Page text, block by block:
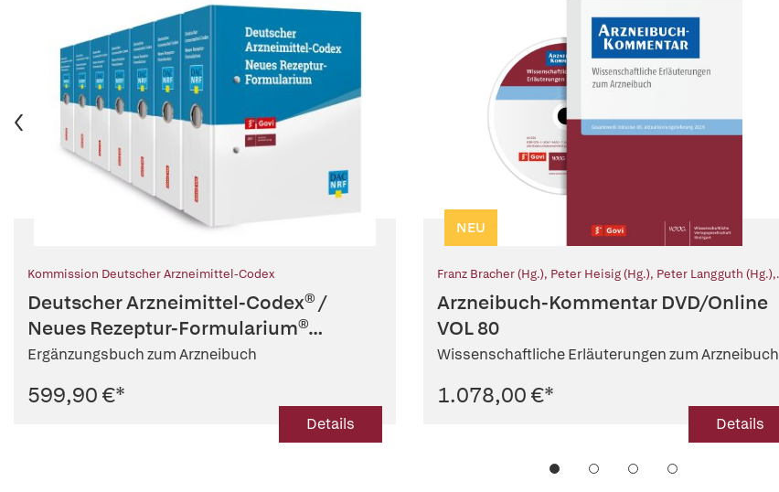
Kommission Deutscher Arzneimittel-Codex
Deutscher Arzneimittel-Codex® /
Neues Rezeptur-Formularium®
(DAC/NRF)
Ergänzungsbuch zum Arzneibuch
599,90 €*
Details
NEU
Franz Bracher (Hg.), Peter Heisig (Hg.), Peter Langguth (Hg.),
Stahl-Biskup (Hg.)
Arzneibuch-Kommentar DVD/Online
VOL 80
Wissenschaftliche Erläuterungen zum Arzneibuch
1.078,00 €*
Details